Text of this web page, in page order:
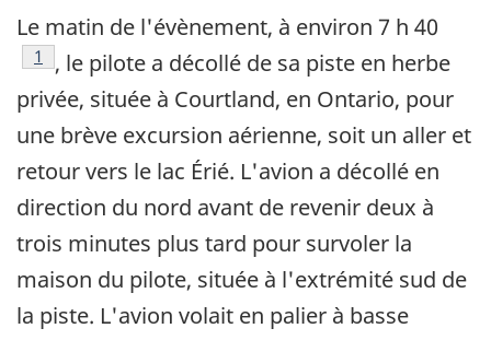
Le matin de l'évènement, à environ 7 h 40
Note de bas de page
1
, le pilote a décollé de sa piste en herbe
privée, située à Courtland, en Ontario, pour
une brève excursion aérienne, soit un aller et
retour vers le lac Érié. L'avion a décollé en
direction du nord avant de revenir deux à
trois minutes plus tard pour survoler la
maison du pilote, située à l'extrémité sud de
la piste. L'avion volait en palier à basse